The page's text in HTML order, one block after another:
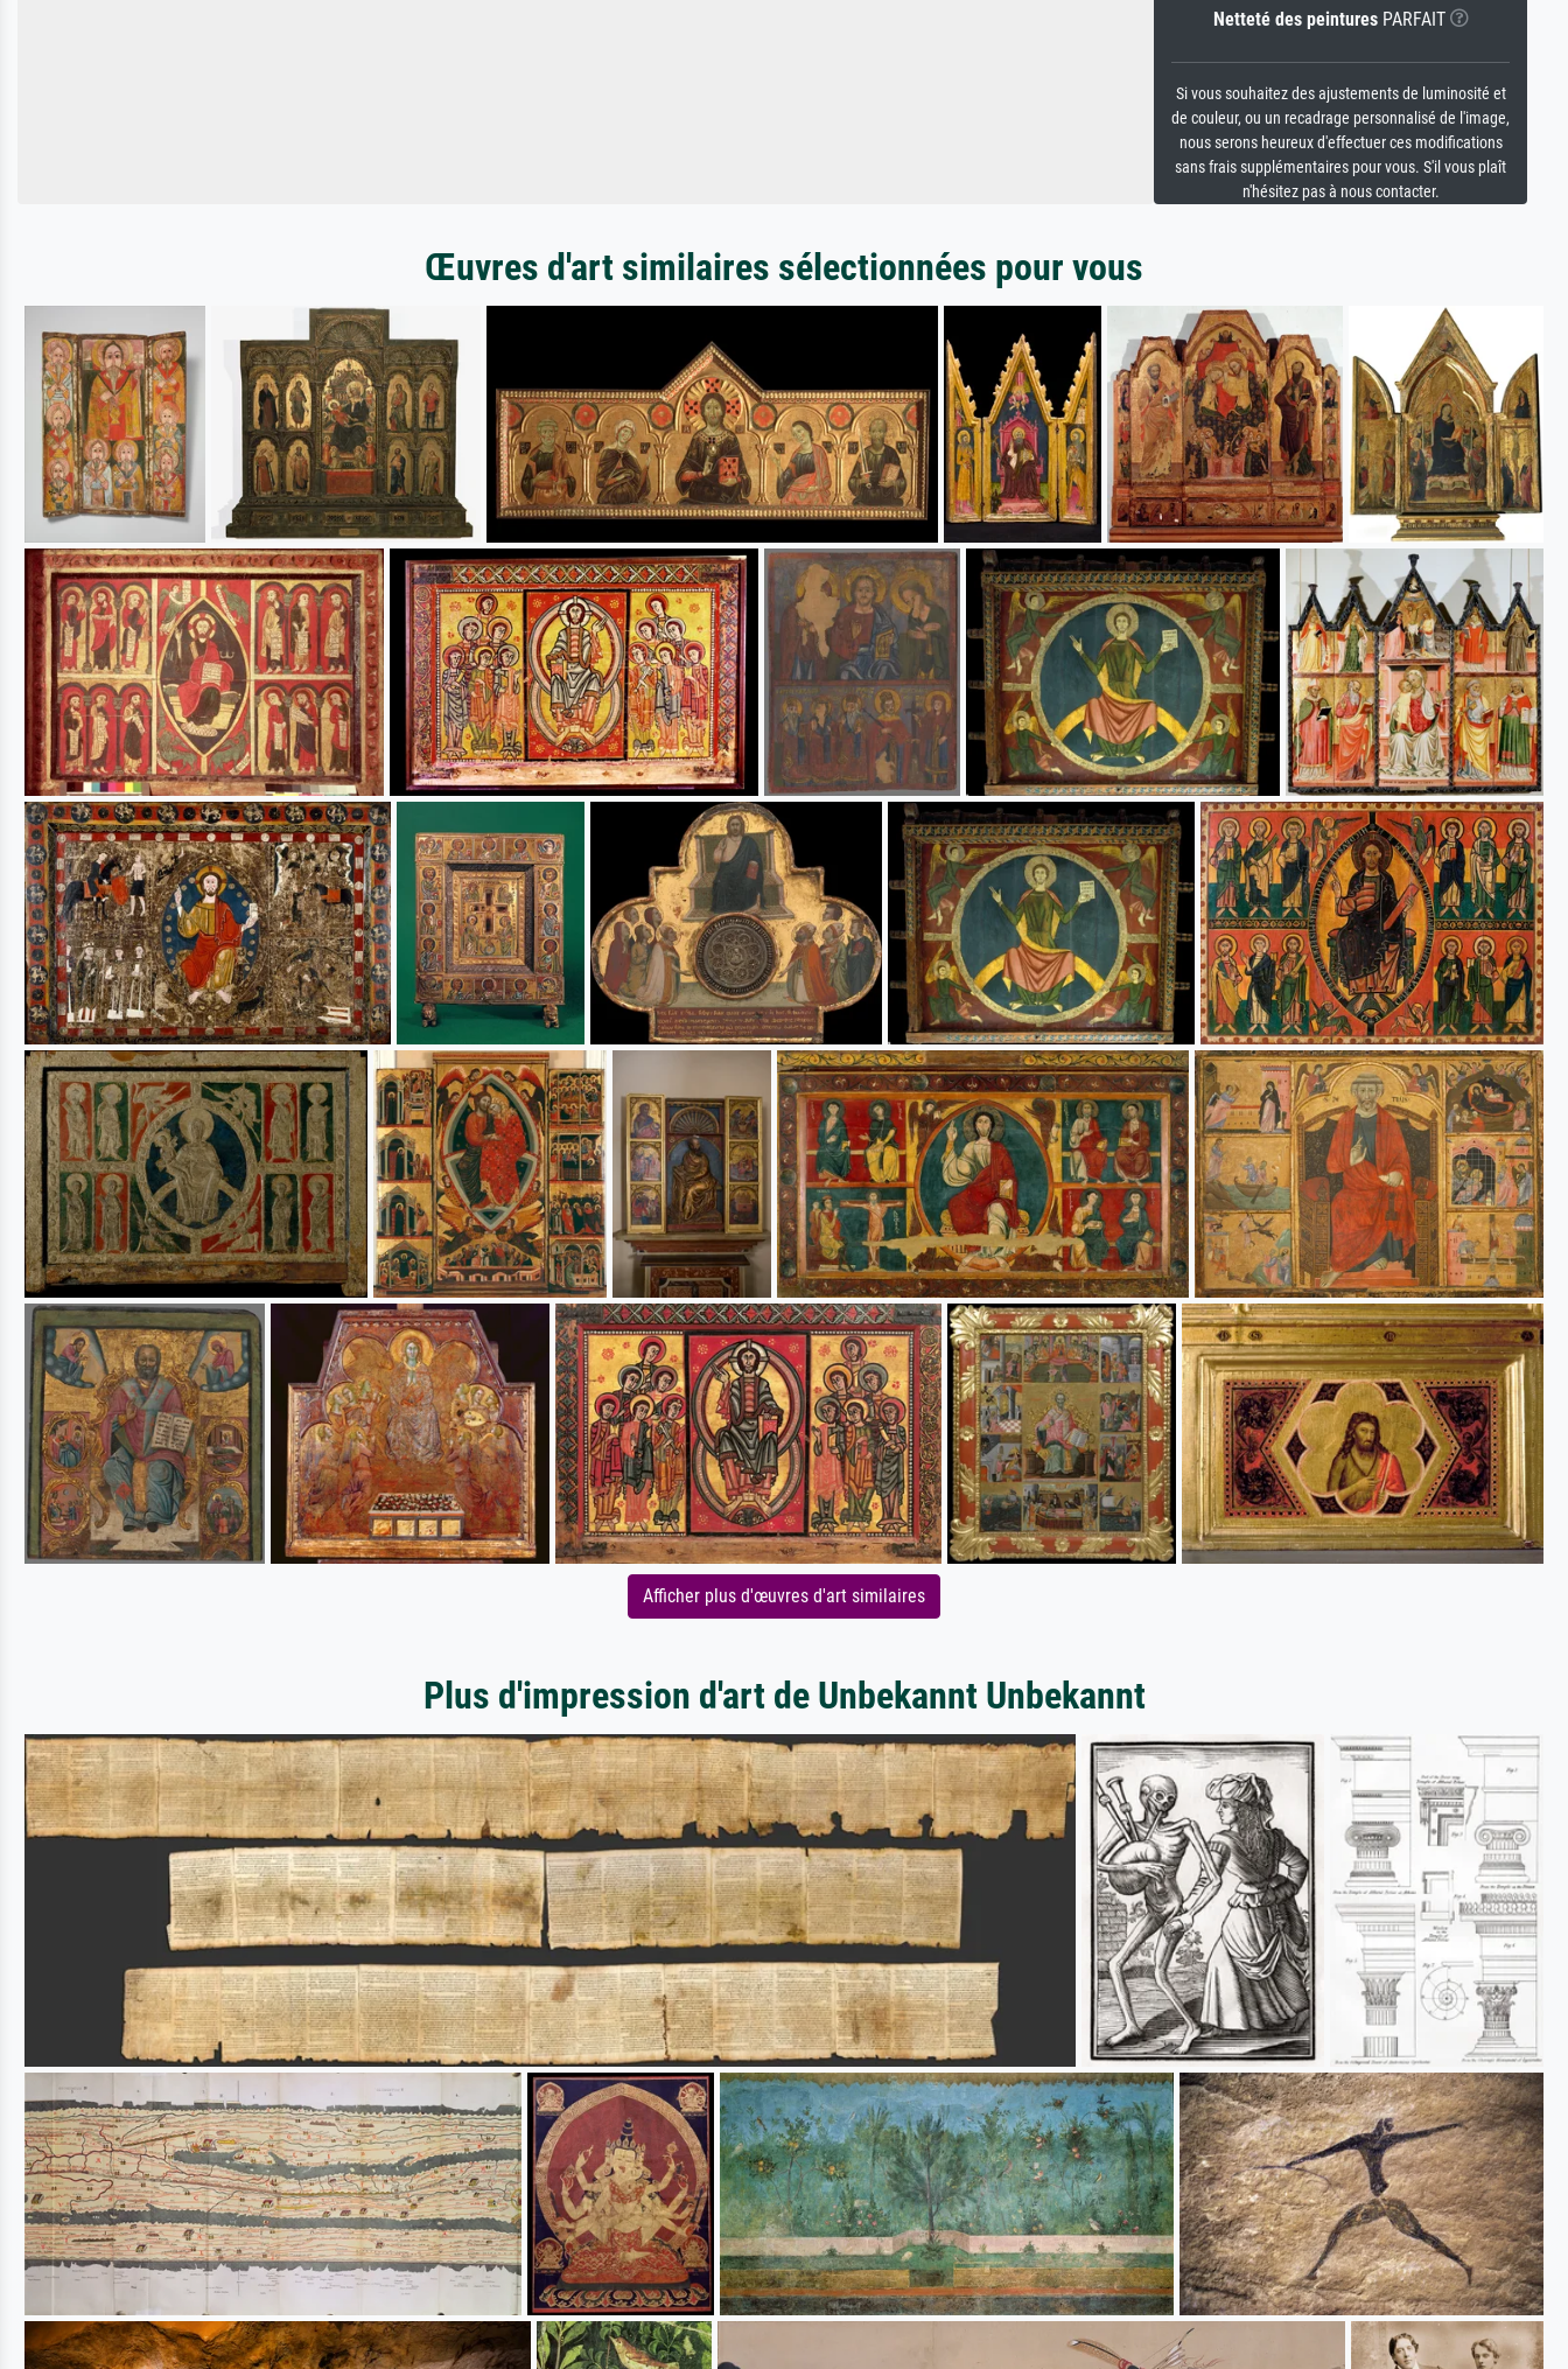
Netteté des peinturesPARFAIT
Si vous souhaitez des ajustements de luminosité et
de couleur, ou un recadrage personnalisé de l'image,
nous serons heureux d'effectuer ces modifications
sans frais supplémentaires pour vous. S'il vous plaît
n'hésitez pas à nous contacter.
Œuvres d'art similaires sélectionnées pour vous
Afficher plus d'œuvres d'art similaires
Plus d'impression d'art de Unbekannt Unbekannt